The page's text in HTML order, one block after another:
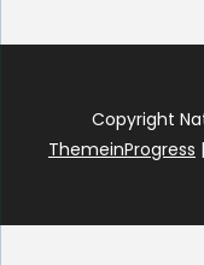
Copyright
ThemeinProgress |